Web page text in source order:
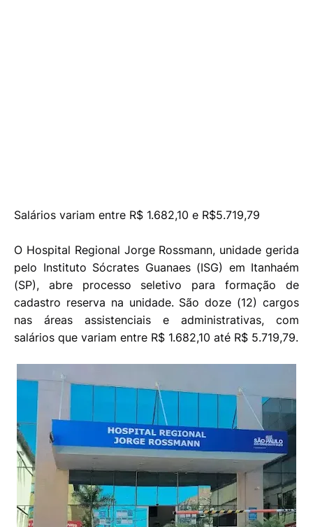
Salários variam entre R$ 1.682,10 e R$5.719,79
O Hospital Regional Jorge Rossmann, unidade gerida
pelo Instituto Sócrates Guanaes (ISG) em Itanhaém
(SP), abre processo seletivo para formação de
cadastro reserva na unidade. São doze (12) cargos
nas áreas assistenciais e administrativas, com
salários que variam entre R$ 1.682,10 até R$ 5.719,79.